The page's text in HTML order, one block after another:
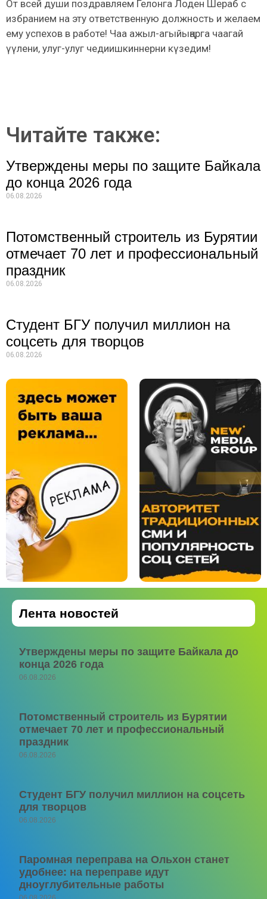
От всей души поздравляем Гелонга Лоден Шераб с
избранием на эту ответственную должность и желаем
ему успехов в работе! Чаа ажыл-агыйыңарга чаагай
үүлени, улуг-улуг чедиишкиннерни күзедим!
Читайте также:
Утверждены меры по защите Байкала
до конца 2026 года
06.08.2026
Потомственный строитель из Бурятии
отмечает 70 лет и профессиональный
праздник
06.08.2026
Студент БГУ получил миллион на
соцсеть для творцов
06.08.2026
Лента новостей
Утверждены меры по защите Байкала до
конца 2026 года
06.08.2026
Потомственный строитель из Бурятии
отмечает 70 лет и профессиональный
праздник
06.08.2026
Студент БГУ получил миллион на соцсеть
для творцов
06.08.2026
Паромная переправа на Ольхон станет
удобнее: на переправе идут
дноуглубительные работы